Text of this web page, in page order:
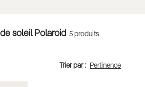
soleil Polaroid 5 produits
Trier par :